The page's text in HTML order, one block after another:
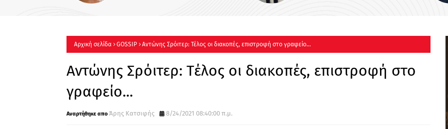
Αρχική σελίδα GOSSIP Αντώνης Σρόιτερ: Τέλος οι διακοπές, επιστροφή στο γραφείο...
Αντώνης Σρόιτερ: Τέλος οι διακοπές, επιστροφή στο
γραφείο...
Άρης Κατσιφής 8/24/2021 08:40:00 π.μ.